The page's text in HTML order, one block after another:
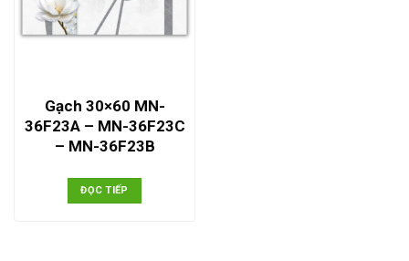
Gạch 30×60 MN-
36F23A – MN-36F23C
– MN-36F23B
ĐỌC TIẾP